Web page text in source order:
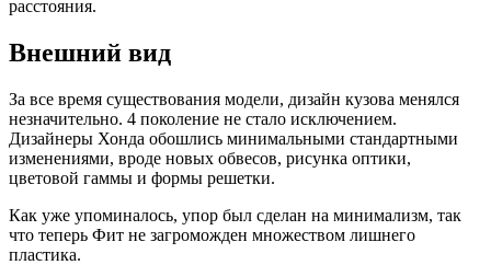
расстояния.
Внешний вид
За все время существования модели, дизайн кузова менялся
незначительно. 4 поколение не стало исключением.
Дизайнеры Хонда обошлись минимальными стандартными
изменениями, вроде новых обвесов, рисунка оптики,
цветовой гаммы и формы решетки.
Как уже упоминалось, упор был сделан на минимализм, так
что теперь Фит не загроможден множеством лишнего
пластика.